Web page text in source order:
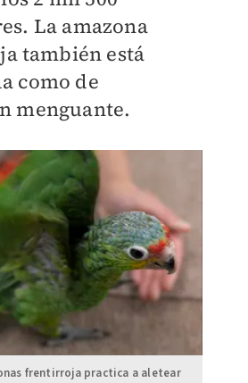
La amazona
también está
como de
menguante.
frentirroja practica a aletear